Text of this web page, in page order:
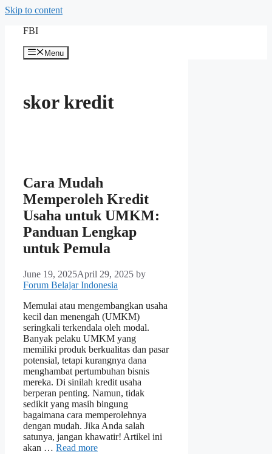
Skip to content
FBI
Menu
skor kredit
Cara Mudah
Memperoleh Kredit
Usaha untuk UMKM:
Panduan Lengkap
untuk Pemula
June 19, 2025April 29, 2025 by
Forum Belajar Indonesia
Memulai atau mengembangkan usaha
kecil dan menengah (UMKM)
seringkali terkendala oleh modal.
Banyak pelaku UMKM yang
memiliki produk berkualitas dan pasar
potensial, tetapi kurangnya dana
menghambat pertumbuhan bisnis
mereka. Di sinilah kredit usaha
berperan penting. Namun, tidak
sedikit yang masih bingung
bagaimana cara memperolehnya
dengan mudah. Jika Anda salah
satunya, jangan khawatir! Artikel ini
akan … Read more